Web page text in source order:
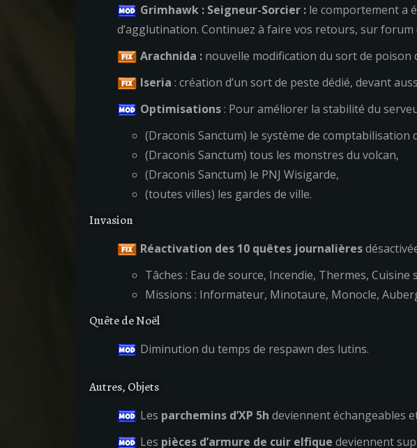
Grimhawk : Seigneur-Sorcier :le comportement a
d’agglutination. Continuez à faire vos retours, sur forum
Arachnida :nouvelle modification du sort de poison
Iseria : création d’un sort de peste dédié, devant
Optimisations: Pour améliorer la stabilité du
(Draconis Sanctum) le système de comptabilisation
(Draconis Sanctum) tous les monstres du volcan,
(Draconis Sanctum) le PNJ Wisigarde,
(toutes villes) les gardes de ville.
Invasion
Réactivation des 10 quêtes journalières
Tâches : Eau de source, Incendie, Thermes,
Missions : Informateur, Minotaure, Monocle,
Quête de Noël
Diminution du temps de respawn des lutins.
Autres, Objets
Les parchemins d’XP 5h deviennent échangeables
Les pièces d’armure de cuir elfique deviennent